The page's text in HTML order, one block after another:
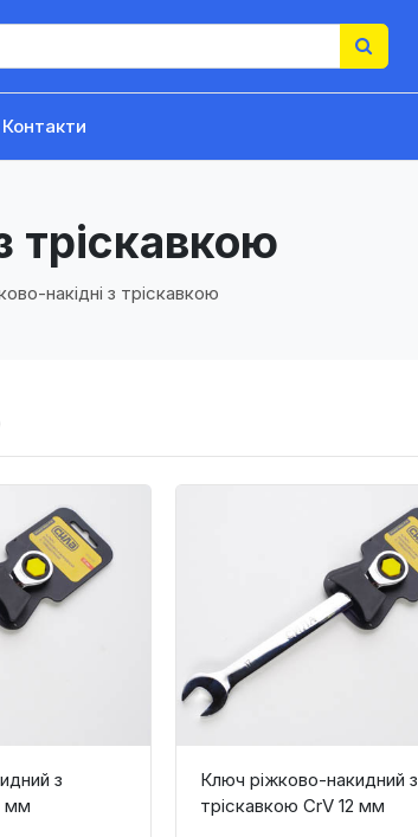
Контакти
тріскавкою
накідні з тріскавкою
з
мм
Ключ ріжково-накидний з
тріскавкою CrV 12 мм